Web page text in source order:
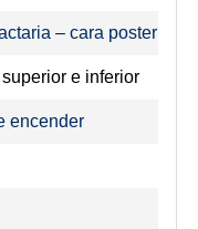
– cara posterior
e inferior
encender